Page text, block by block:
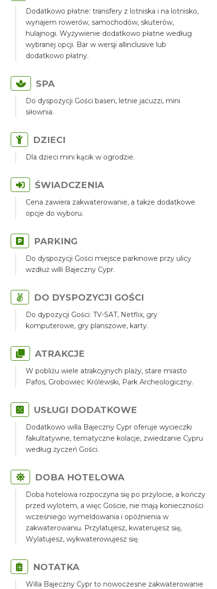
Dodatkowo płatne: transfery z lotniska i na lotnisko,
wynajem rowerów, samochodów, skuterów,
hulajnogi. Wyżywienie dodatkowo płatne według
wybranej opcji. Bar w wersji allinclusive lub
dodatkowo płatny.
SPA
Do dyspozycji Gości basen, letnie jacuzzi, mini
siłownia.
DZIECI
Dla dzieci mini kącik w ogrodzie.
ŚWIADCZENIA
Cena zawiera zakwaterowanie, a także dodatkowe
opcje do wyboru.
PARKING
Do dyspozycji Gości miejsce parkinowe przy ulicy
wzdłuż willi Bajeczny Cypr.
DO DYSPOZYCJI GOŚCI
Do dypozycji Gości: TV-SAT, Netflix, gry
komputerowe, gry planszowe, karty.
ATRAKCJE
W pobliżu wiele atrakcyjnych plaży, stare miasto
Pafos, Grobowiec Królewski, Park Archeologiczny.
USŁUGI DODATKOWE
Dodatkowo willa Bajeczny Cypr oferuje wycieczki
fakultatywne, tematyczne kolacje, zwiedzanie Cypru
według życzeń Gości.
DOBA HOTELOWA
Doba hotelowa rozpoczyna się po przylocie, a kończy
przed wylotem, a więc Goście, nie mają konieczności
wcześniego wymeldowania i opóźnienia w
zakwaterowaniu. Przylatujesz, kwaterujesz się,
Wylatujesz, wykwaterowujesz się.
NOTATKA
Willa Bajeczny Cypr to nowoczesne zakwaterowanie